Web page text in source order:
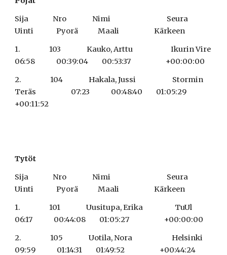
Sija                Nro                 Nimi                                     Seura
Uinti               Pyorä             Maali                       Kärkeen
1.                   103                 Kauko, Arttu                         Ikurin Vire
06:58              00:39:04         00:53:37                       +00:00:00
2.                   104                 Hakala, Jussi                        Stormin
Teräs                       07:23              00:48:40         01:05:29
+00:11:52
Tytöt
Sija                Nro                 Nimi                                     Seura
Uinti               Pyorä             Maali                       Kärkeen
1.                   101                 Uusitupa, Erika                     TuUl
06:17              00:44:08         01:05:27                       +00:00:00
2.                   105                 Uotila, Nora                          Helsinki
09:59              01:14:31         01:49:52                       +00:44:24